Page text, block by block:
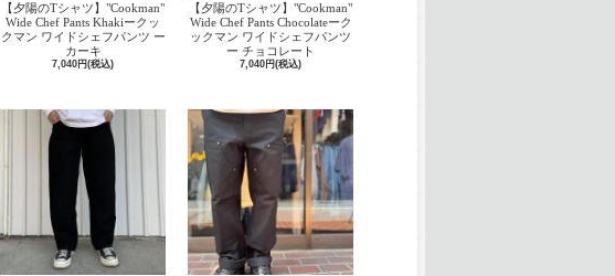
【夕陽のTシャツ】"Cookman"
Wide Chef Pants Khakiークッ
クマン ワイドシェフパンツ ー
カーキ
7,040円(税込)
【夕陽のTシャツ】"Cookman"
Wide Chef Pants Chocolateーク
ックマン ワイドシェフパンツ
ー チョコレート
7,040円(税込)